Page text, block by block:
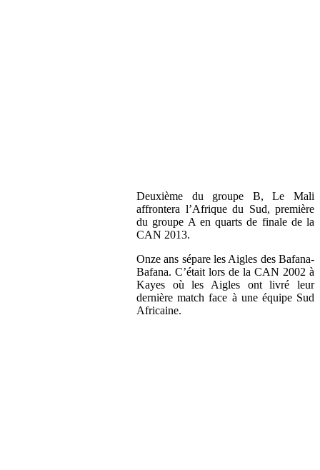
Deuxième du groupe B, Le Mali
affrontera l’Afrique du Sud, première
du groupe A en quarts de finale de la
CAN 2013.
Onze ans sépare les Aigles des Bafana-
Bafana. C’était lors de la CAN 2002 à
Kayes où les Aigles ont livré leur
dernière match face à une équipe Sud
Africaine.